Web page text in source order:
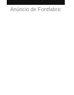
Anúncio de Fontfabric